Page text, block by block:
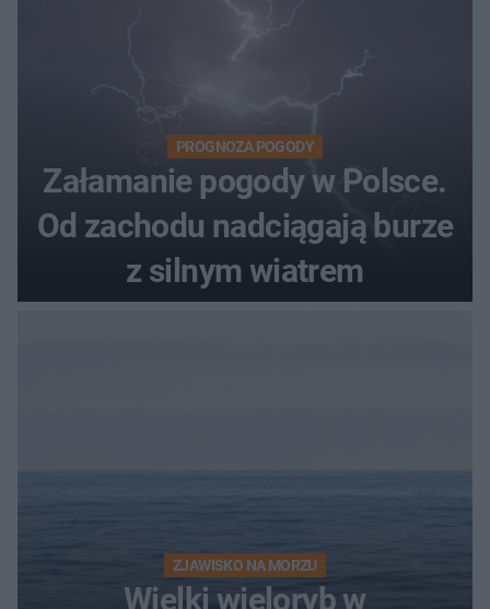
PROGNOZA POGODY
Załamanie pogody w Polsce.
Od zachodu nadciągają burze
z silnym wiatrem
ZJAWISKO NA MORZU
Wielki wieloryb w